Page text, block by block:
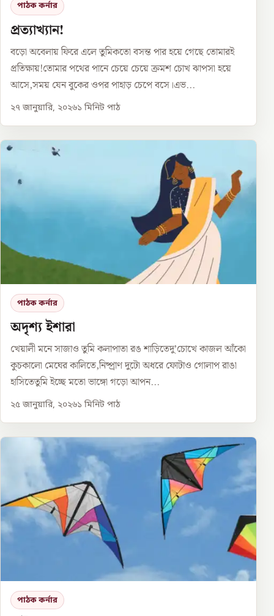
পাঠক কর্নার
প্রত্যাখ্যান!
বড়ো অবেলায় ফিরে এলে তুমিকতো বসন্ত পার হয়ে গেছে তোমারই
প্রতিক্ষায়!তোমার পথের পানে চেয়ে চেয়ে ক্রমশ চোখ ঝাপসা হয়ে
আসে,সময় যেন বুকের ওপর পাহাড় চেপে বসে।এভ...
২৭ জানুয়ারি, ২০২৬১ মিনিট পাঠ
পাঠক কর্নার
অদৃশ্য ইশারা
খেয়ালী মনে সাজাও তুমি কলাপাতা রঙ শাড়িতেদু’চোখে কাজল আঁকো
কুচকালো মেঘের কালিতে,নিষ্প্রাণ দুটো অধরে ফোটাও গোলাপ রাঙা
হাসিতেতুমি ইচ্ছে মতো ভাঙ্গো গড়ো আপন...
২৫ জানুয়ারি, ২০২৬১ মিনিট পাঠ
পাঠক কর্নার